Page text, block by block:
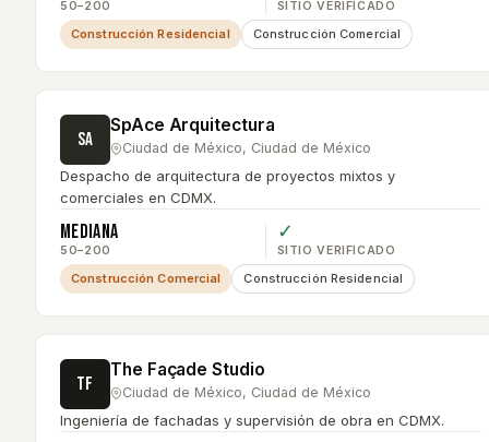
50–200 SITIO VERIFICADO
Construcción Residencial Construcción Comercial
SA
SpAce Arquitectura
Ciudad de México, Ciudad de México
Despacho de arquitectura de proyectos mixtos y
comerciales en CDMX.
Mediana
50–200
✓
SITIO VERIFICADO
Construcción Comercial Construcción Residencial
TF
The Façade Studio
Ciudad de México, Ciudad de México
Ingeniería de fachadas y supervisión de obra en CDMX.